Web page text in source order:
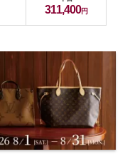
311,400